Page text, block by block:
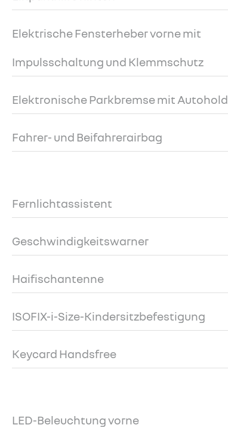
Elektrische Fensterheber vorne mit
Impulsschaltung und Klemmschutz
Elektronische Parkbremse mit Autohold
Fahrer- und Beifahrerairbag
Fernlichtassistent
Geschwindigkeitswarner
Haifischantenne
ISOFIX-i-Size-Kindersitzbefestigung
Keycard Handsfree
LED-Beleuchtung vorne